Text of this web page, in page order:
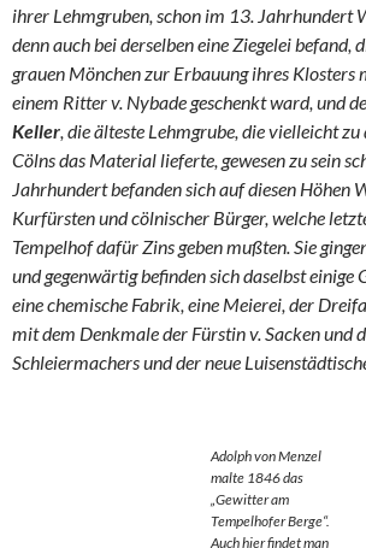
ihrer Lehmgruben, schon im 13. Jahrhundert
denn auch bei derselben eine Ziegelei befand,
grauen Mönchen zur Erbauung ihres Klosters
einem Ritter v. Nybade geschenkt ward, und
Keller, die älteste Lehmgrube, die vielleicht
Cölns das Material lieferte, gewesen zu sein
Jahrhundert befanden sich auf diesen Höhen
Kurfürsten und cölnischer Bürger, welche
Tempelhof dafür Zins geben mußten. Sie
und gegenwärtig befinden sich daselbst einige
eine chemische Fabrik, eine Meierei, der
mit dem Denkmale der Fürstin v. Sacken und
Schleiermachers und der neue
Adolph von Menzel
malte 1846 das
„Gewitter am
Tempelhofer Berge“.
Auch hier findet man